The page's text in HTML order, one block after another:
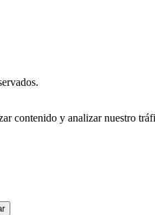
contenido y analizar nuestro